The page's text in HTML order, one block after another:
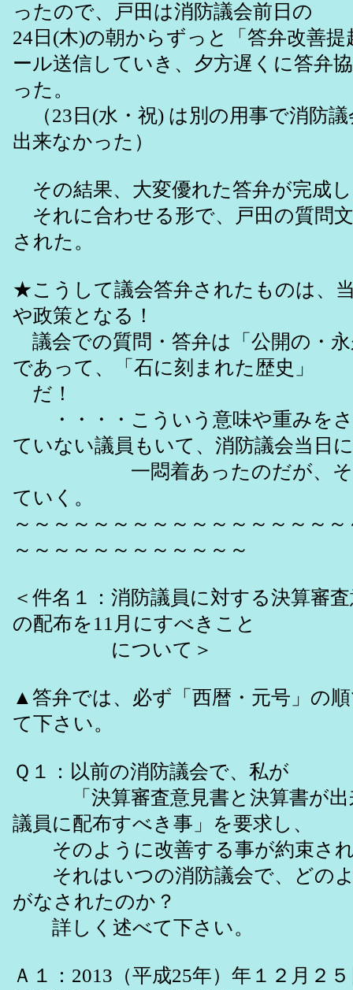
ったので、戸田は消防議会前日の
24日(木)の朝からずっと「答弁改善
ール送信していき、夕方遅くに答弁
った。
（23日(水・祝) は別の用事で消防
出来なかった）
その結果、大変優れた答弁が完成
それに合わせる形で、戸田の質問
された。
★こうして議会答弁されたものは、
や政策となる！
議会での質問・答弁は「公開の・
であって、「石に刻まれた歴史」
だ！
・・・・こういう意味や重みを
ていない議員もいて、消防議会当日に
一悶着あったのだが、それ
ていく。
～～～～～～～～～～～～～～～～
～～～～～～～～～～～～
＜件名１：消防議員に対する決算審
の配布を11月にすべきこと
について＞
▲答弁では、必ず「西暦・元号」の
て下さい。
Ｑ１：以前の消防議会で、私が
「決算審査意見書と決算書が出
議員に配布すべき事」を要求し、
そのように改善する事が約束さ
それはいつの消防議会で、どのよ
がなされたのか？
詳しく述べて下さい。
Ａ１：2013（平成25年）年１２月２